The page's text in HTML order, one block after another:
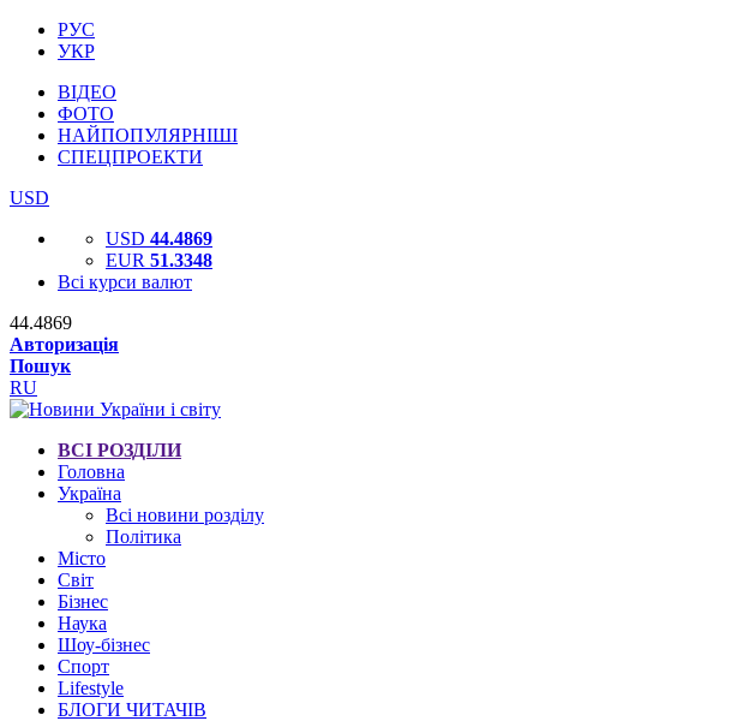
РУС
УКР
ВІДЕО
ФОТО
НАЙПОПУЛЯРНІШІ
СПЕЦПРОЕКТИ
USD
USD 44.4869
EUR 51.3348
Всі курси валют
44.4869
Авторизація
Пошук
RU
ВСІ РОЗДІЛИ
Головна
Україна
Всі новини розділу
Політика
Місто
Світ
Бізнес
Наука
Шоу-бізнес
Спорт
Lifestyle
БЛОГИ ЧИТАЧІВ